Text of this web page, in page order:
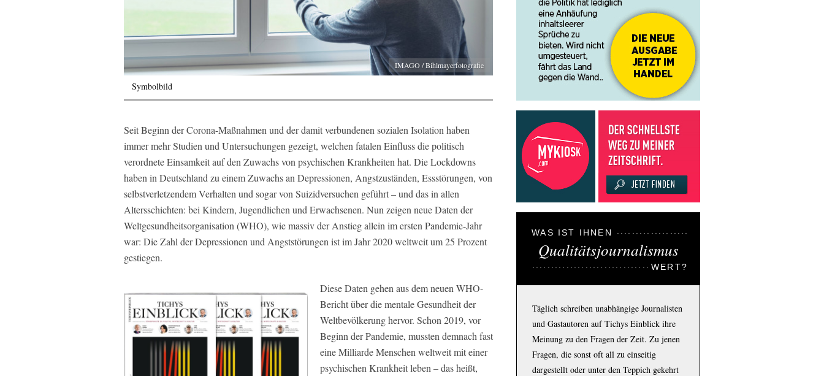
IMAGO / Bihlmayerfotografie
Symbolbild
Seit Beginn der Corona-Maßnahmen und der damit verbundenen sozialen Isolation haben
immer mehr Studien und Untersuchungen gezeigt, welchen fatalen Einfluss die politisch
verordnete Einsamkeit auf den Zuwachs von psychischen Krankheiten hat. Die Lockdowns
haben in Deutschland zu einem Zuwachs an Depressionen, Angstzuständen, Essstörungen, von
selbstverletzendem Verhalten und sogar von Suizidversuchen geführt – und das in allen
Altersschichten: bei Kindern, Jugendlichen und Erwachsenen. Nun zeigen neue Daten der
Weltgesundheitsorganisation (WHO), wie massiv der Anstieg allein im ersten Pandemie-Jahr
war: Die Zahl der Depressionen und Angststörungen ist im Jahr 2020 weltweit um 25 Prozent
gestiegen.
Diese Daten gehen aus dem neuen WHO-
Bericht über die mentale Gesundheit der
Weltbevölkerung hervor. Schon 2019, vor
Beginn der Pandemie, mussten demnach fast
eine Milliarde Menschen weltweit mit einer
psychischen Krankheit leben – das heißt,
WAS IST IHNEN
Qualitätsjournalismus
WERT?
Täglich schreiben unabhängige Journalisten
und Gastautoren auf Tichys Einblick ihre
Meinung zu den Fragen der Zeit. Zu jenen
Fragen, die sonst oft all zu einseitig
dargestellt oder unter den Teppich gekehrt